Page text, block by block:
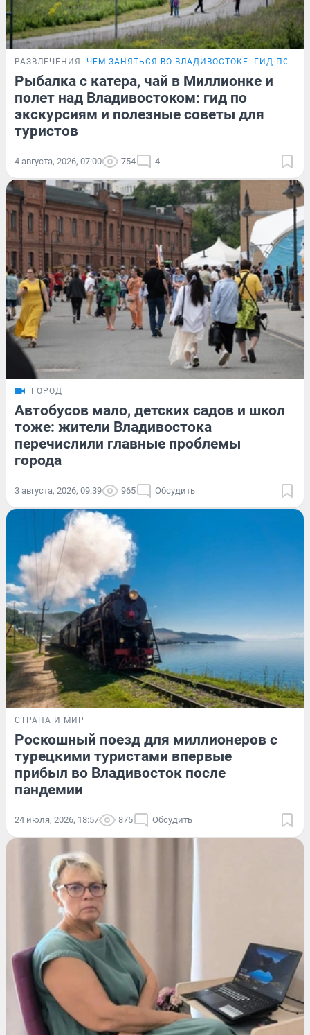
РАЗВЛЕЧЕНИЯ ЧЕМ ЗАНЯТЬСЯ ВО ВЛАДИВОСТОКЕ ГИД ПО
Рыбалка с катера, чай в Миллионке и
полет над Владивостоком: гид по
экскурсиям и полезные советы для
туристов
4 августа, 2026, 07:00 754 4
ГОРОД
Автобусов мало, детских садов и школ
тоже: жители Владивостока
перечислили главные проблемы
города
3 августа, 2026, 09:39 965 Обсудить
СТРАНА И МИР
Роскошный поезд для миллионеров с
турецкими туристами впервые
прибыл во Владивосток после
пандемии
24 июля, 2026, 18:57 875 Обсудить